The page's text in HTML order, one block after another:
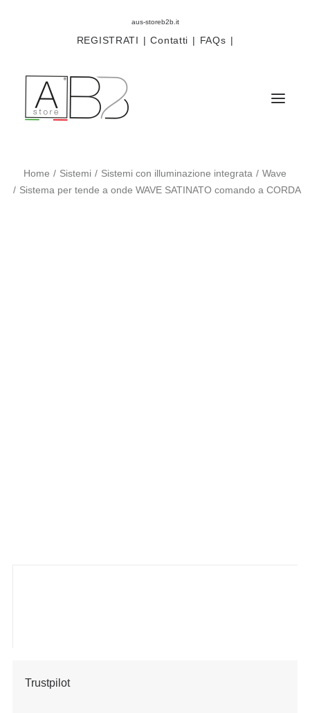
aus-storeb2b.it
REGISTRATI | Contatti | FAQs |
Sistemi
Home Sistemi Sistemi con illuminazione integrata
Wave
Sistema per tende a onde WAVE SATINATO comando a CORDA
Trustpilot